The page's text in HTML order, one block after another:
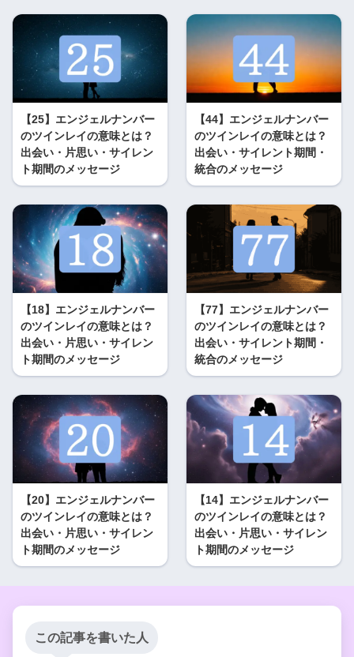
【25】エンジェルナンバー
のツインレイの意味とは？
出会い・片思い・サイレン
ト期間のメッセージ
【44】エンジェルナンバー
のツインレイの意味とは？
出会い・サイレント期間・
統合のメッセージ
【18】エンジェルナンバー
のツインレイの意味とは？
出会い・片思い・サイレン
ト期間のメッセージ
【77】エンジェルナンバー
のツインレイの意味とは？
出会い・サイレント期間・
統合のメッセージ
【20】エンジェルナンバー
のツインレイの意味とは？
出会い・片思い・サイレン
ト期間のメッセージ
【14】エンジェルナンバー
のツインレイの意味とは？
出会い・片思い・サイレン
ト期間のメッセージ
この記事を書いた人